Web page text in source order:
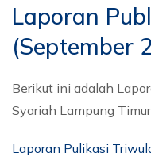
Laporan
(September
Berikut ini adalah
Syariah Lampung
Laporan Pulikasi